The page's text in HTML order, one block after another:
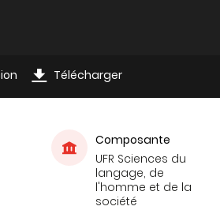
Télécharger
Composante
UFR Sciences du
langage, de
l'homme et de la
société